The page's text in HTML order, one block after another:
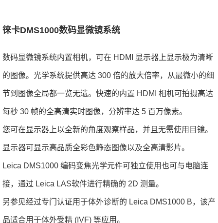
徕卡DMS1000数码显微镜系统
数码显微镜系统内置相机，可在 HDMI 显示器上显示极为清晰
的图像。光学系统提供高达 300 倍的放大倍率，从最微小的细
节到图像全局都一览无遗。快速的内置 HDMI 相机可拍摄高达
每秒 30 帧的全高清实时图像，分辨率达 5 百万像素。
您可在显示器上以全新的角度观察样品，并且无需使用目镜。
显示器可显示高品质全彩色静态图像以及全高清影片。
Leica DMS1000 编码变焦光学元件可独立使用也可与电脑连
接，通过 Leica LAS软件进行精确的 2D 测量。
另参见经过专门认证用于体外诊断的 Leica DMS1000 B，该产
品适合用于体外受精 (IVF) 等应用。